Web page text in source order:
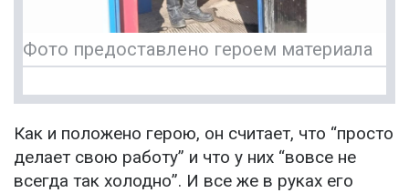
Фото предоставлено героем материала
Как и положено герою, он считает, что “просто
делает свою работу” и что у них “вовсе не
всегда так холодно”. И все же в руках его